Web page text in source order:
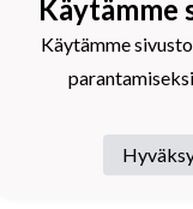
Käytämme
Käytämme